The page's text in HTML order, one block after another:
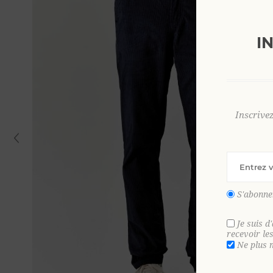
Je suis
recevoir
Ne plus